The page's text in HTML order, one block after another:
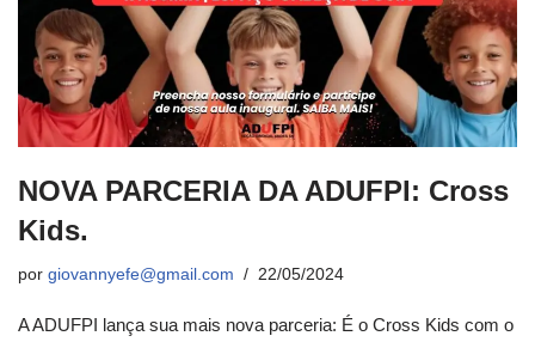
NOVA PARCERIA DA ADUFPI: Cross
Kids.
por giovannyefe@gmail.com 22/05/2024
A ADUFPI lança sua mais nova parceria: É o Cross Kids com o